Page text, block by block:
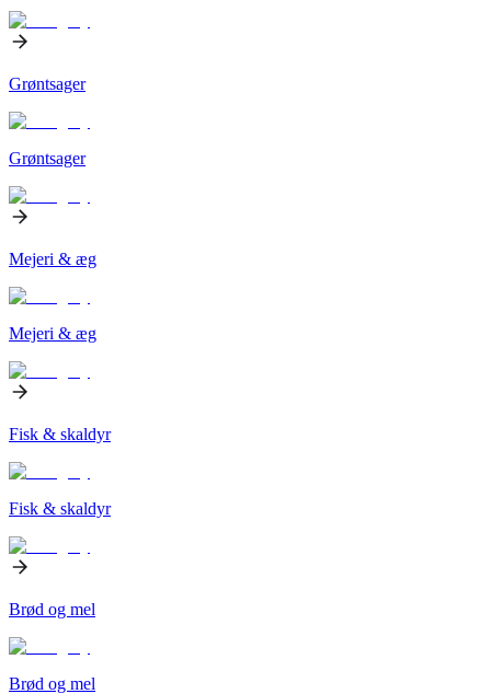
Grøntsager
Grøntsager
Mejeri & æg
Mejeri & æg
Fisk & skaldyr
Fisk & skaldyr
Brød og mel
Brød og mel